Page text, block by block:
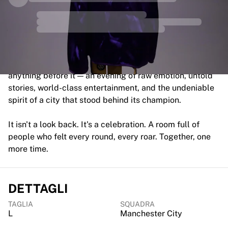
Principali squadre femminili
Calcio femminile statunitense
Calcio femminile canadese
Paris Saint-Germain Féminines
Arsenal WFC
Esplora per paese
Highlights
Charlotte Hornets
Chicago Bulls
Virtus Bologna
Visualizza tutto il basket
Le migliori squadre NBA
Evening4Ricky is a live tribute experience unlike
anything before it — an evening of raw emotion, untold
stories, world-class entertainment, and the undeniable
spirit of a city that stood behind its champion.
It isn't a look back. It's a celebration. A room full of
people who felt every round, every roar. Together, one
more time.
DETTAGLI
TAGLIA
L
SQUADRA
Manchester City